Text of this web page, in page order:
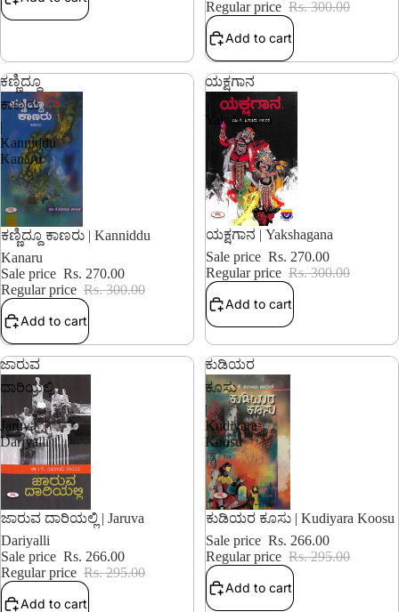
Regular price Rs. 300.00
Add to cart
ಕಣ್ಣಿದ್ದೂ
ಕಾಣರು
|
Kanniddu
Kanaru
10% OFF
ಕಣ್ಣಿದ್ದೂ ಕಾಣರು | Kanniddu
Kanaru
Sale price Rs. 270.00
Regular price Rs. 300.00
Add to cart
ಯಕ್ಷಗಾನ
Yakshagana
10% OFF
ಯಕ್ಷಗಾನ | Yakshagana
Sale price Rs. 270.00
Regular price Rs. 300.00
Add to cart
ಜಾರುವ
ದಾರಿಯಲ್ಲಿ
|
Jaruva
Dariyalli
9% OFF
ಜಾರುವ ದಾರಿಯಲ್ಲಿ | Jaruva
Dariyalli
Sale price Rs. 266.00
Regular price Rs. 295.00
Add to cart
ಕುಡಿಯರ
ಕೂಸು
|
Kudiyara
Koosu
9% OFF
ಕುಡಿಯರ ಕೂಸು | Kudiyara Koosu
Sale price Rs. 266.00
Regular price Rs. 295.00
Add to cart